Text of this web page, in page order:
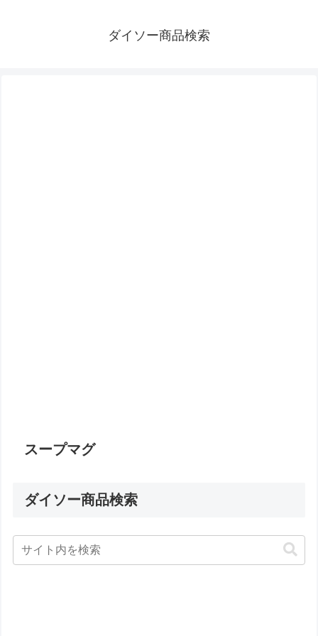
ダイソー商品検索
スープマグ
ダイソー商品検索